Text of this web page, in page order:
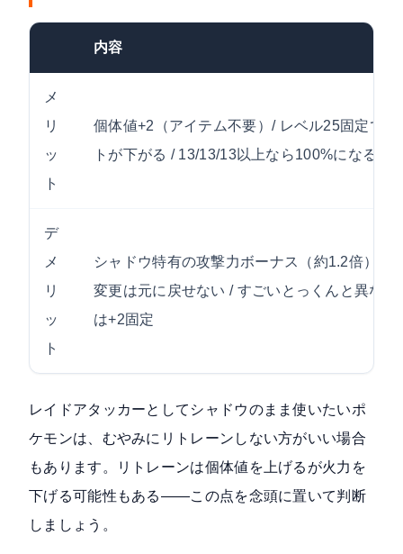
内容
メ
リ
ッ
ト
個体値+2（アイテム不要）/ レベル25固定で強
トが下がる / 13/13/13以上なら100%になる
デ
メ
リ
ッ
ト
シャドウ特有の攻撃力ボーナス（約1.2倍）を
変更は元に戻せない / すごいとっくんと異なり
は+2固定
レイドアタッカーとしてシャドウのまま使いたいポ
ケモンは、むやみにリトレーンしない方がいい場合
もあります。リトレーンは個体値を上げるが火力を
下げる可能性もある——この点を念頭に置いて判断
しましょう。